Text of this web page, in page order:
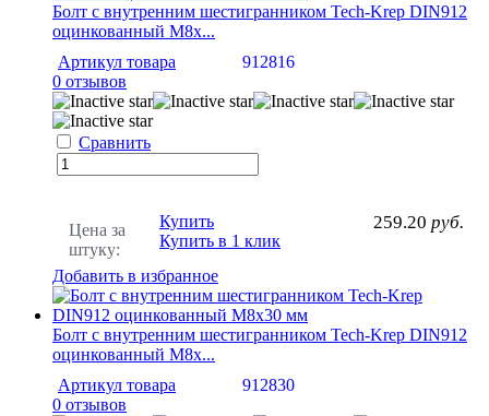
Болт с внутренним шестигранником Tech-Krep DIN912
оцинкованный М8х...
Артикул товара
912816
0 отзывов
Сравнить
Цена за
штуку:
259.20 руб.
Купить
Купить в 1 клик
Добавить в избранное
Болт с внутренним шестигранником Tech-Krep DIN912
оцинкованный М8х...
Артикул товара
912830
0 отзывов